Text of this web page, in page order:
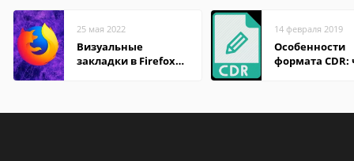
25 мая 2022
Визуальные
закладки в Firefox
14 февраля 2019
Особенности
формата CDR: